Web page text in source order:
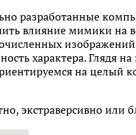
разработанные
влияние мимики на
характера. Глядя на
на целый
экстраверсивно или